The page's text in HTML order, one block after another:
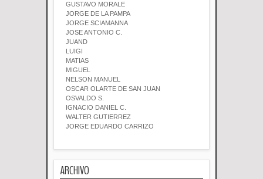
GUSTAVO MORALE
JORGE DE LA PAMPA
JORGE SCIAMANNA
JOSE ANTONIO C.
JUAND
LUIGI
MATIAS
MIGUEL
NELSON MANUEL
OSCAR OLARTE DE SAN JUAN
OSVALDO S.
IGNACIO DANIEL C.
WALTER GUTIERREZ
JORGE EDUARDO CARRIZO
ARCHIVO